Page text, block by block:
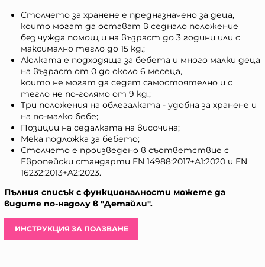
Столчето за хранене е предназначено за деца,
които могат да остават в седнало положение
без чужда помощ и на възраст до 3 години или с
максимално тегло до 15 kg.;
Люлката е подходяща за бебета и много малки деца
на възраст от 0 до около 6 месеца,
които не могат да седят самостоятелно и с
тегло не по-голямо от 9 kg.;
Три положения на облегалката - удобна за хранене и
на по-малко бебе;
Позиции на седалката на височина;
Мека подложка за бебето;
Столчето е произведено в съответствие с
Европейски стандарти EN 14988:2017+А1:2020 и EN
16232:2013+A2:2023.
Пълния списък с функционалности можете да
видите по-надолу в "Детайли".
ИНСТРУКЦИЯ ЗА ПОЛЗВАНЕ